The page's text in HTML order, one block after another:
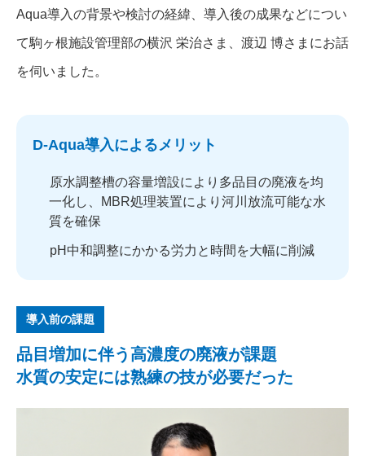
Aqua導入の背景や検討の経緯、導入後の成果などについ
て駒ヶ根施設管理部の横沢 栄治さま、渡辺 博さまにお話
を伺いました。
D-Aqua導入によるメリット
原水調整槽の容量増設により多品目の廃液を均
一化し、MBR処理装置により河川放流可能な水
質を確保
pH中和調整にかかる労力と時間を大幅に削減
導入前の課題
品目増加に伴う高濃度の廃液が課題
水質の安定には熟練の技が必要だった